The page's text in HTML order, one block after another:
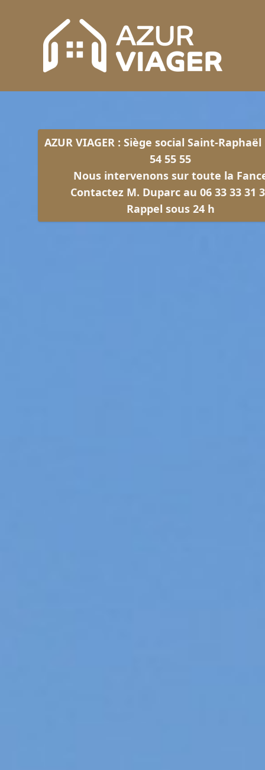
AZUR VIAGER : Siège social Saint-Raphaël
54 55 55
Nous intervenons sur toute la
Contactez M. Duparc au 06 33 33 31
Rappel sous 24 h